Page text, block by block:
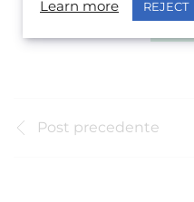
Post precedente
Learn more REJECT